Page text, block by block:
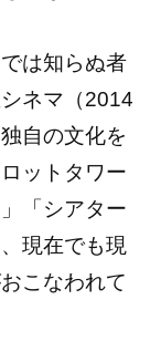
は知らぬ者
ネマ（2014
自の文化を
ットタワー
「シアター
現在でも現
こなわれて